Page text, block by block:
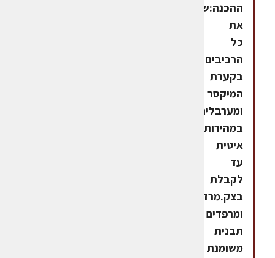
ההכנה:שמים
את
כל
הרכיבים
בקערת
המיקסר
ומערבלים
במהירות
איטית
עד
לקבלת
בצק.מרדדים
ומרפדים
תבנית
משומנת